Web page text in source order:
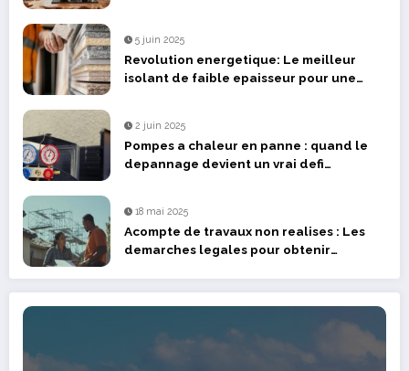
5 juin 2025
Revolution energetique: Le meilleur
isolant de faible epaisseur pour une
2 juin 2025
Pompes a chaleur en panne : quand le
depannage devient un vrai defi
18 mai 2025
Acompte de travaux non realises : Les
demarches legales pour obtenir